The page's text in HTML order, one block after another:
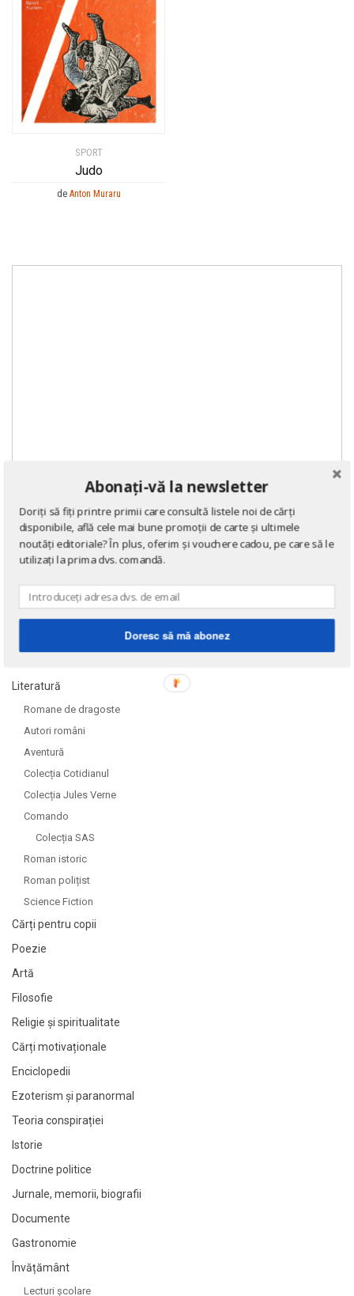
SPORT
Judo
de Anton Muraru
DOMENII
Literatură
Romane de dragoste
Autori români
Aventură
Colecția Cotidianul
Colecția Jules Verne
Comando
Colecția SAS
Roman istoric
Roman polițist
Science Fiction
Cărți pentru copii
Poezie
Artă
Filosofie
Religie și spiritualitate
Cărți motivaționale
Enciclopedii
Ezoterism și paranormal
Teoria conspirației
Istorie
Doctrine politice
Jurnale, memorii, biografii
Documente
Gastronomie
Învățământ
Lecturi şcolare
Abonați-vă la newsletter
Doriți să fiți printre primii care consultă listele noi de cărți
disponibile, află cele mai bune promoții de carte și ultimele
noutăți editoriale? În plus, oferim și vouchere cadou, pe care să le
utilizați la prima dvs. comandă.
Doresc să mă abonez